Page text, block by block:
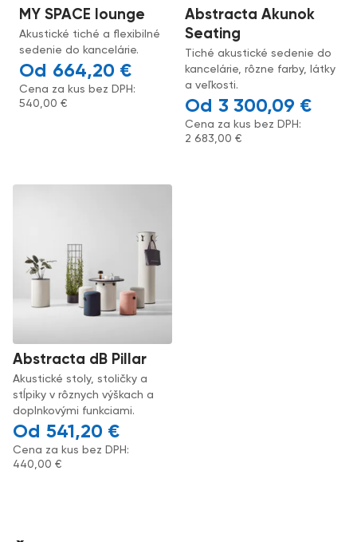
MY SPACE lounge
Akustické tiché a flexibilné
sedenie do kancelárie.
664,20 €
Cena za kus bez DPH:
540,00€
Abstracta Akunok
Seating
Tiché akustické sedenie do
kancelárie, rôzne farby, látky
a veľkosti.
3 300,09 €
Cena za kus bez DPH:
2 683,00€
Abstracta dB Pillar
Akustické stoly, stoličky a
stĺpiky v rôznych výškach a
doplnkovými funkciami.
541,20 €
Cena za kus bez DPH:
440,00 €